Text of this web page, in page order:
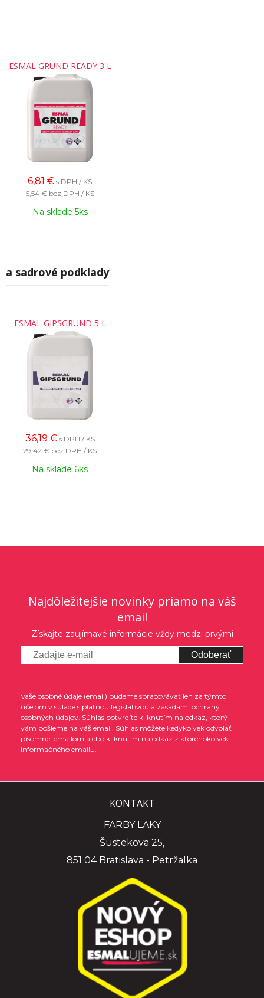
ESMAL GRUND READY 3 L
6,81 € s DPH / KS
5,54 € bez DPH / KS
Na sklade 5ks
sadrové podklady
ESMAL GIPSGRUND 5 L
36,19 € s DPH / KS
29,42 € bez DPH / KS
Na sklade 6ks
Najdôležitejšie novinky priamo na váš
email
Získajte zaujímavé informácie vždy medzi prvými
Odoberať
Vaše osobné údaje (email) budeme spracovávať len za týmto
účelom v súlade s platnou legislatívou a zásadami ochrany
osobných údajov. Súhlas potvrdíte kliknutím na odkaz, ktorý
vám pošleme na váš email. Súhlas môžete kedykoľvek odvolať
písomne, emailom alebo kliknutím na odkaz z ktoréhokoľvek
informačného emailu.
KONTAKT
FARBY LAKY
Šustekova 25,
851 04 Bratislava - Petržalka